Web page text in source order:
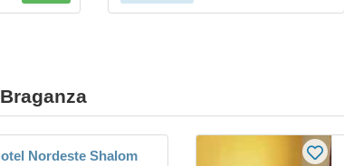
Nordeste Shalom